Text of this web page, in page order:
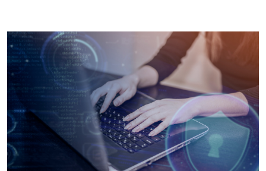
Sala de Prensa